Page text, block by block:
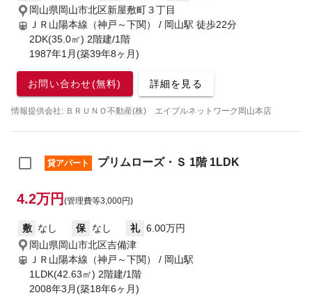
岡山県岡山市北区新屋敷町３丁目
ＪＲ山陽本線（神戸～下関） / 岡山駅 徒歩22分
2DK(35.0㎡) 2階建/1階
1987年1月(築39年8ヶ月)
お問い合わせ(無料) 詳細を見る
情報提供会社: ＢＲＵＮＯ不動産(株) エイブルネットワーク岡山本店
貸アパート プリムローズ・Ｓ 1階 1LDK
4.2万円 (管理費等3,000円)
敷 なし 保 なし 礼 6.00万円
岡山県岡山市北区吉備津
ＪＲ山陽本線（神戸～下関） / 岡山駅
1LDK(42.63㎡) 2階建/1階
2008年3月(築18年6ヶ月)